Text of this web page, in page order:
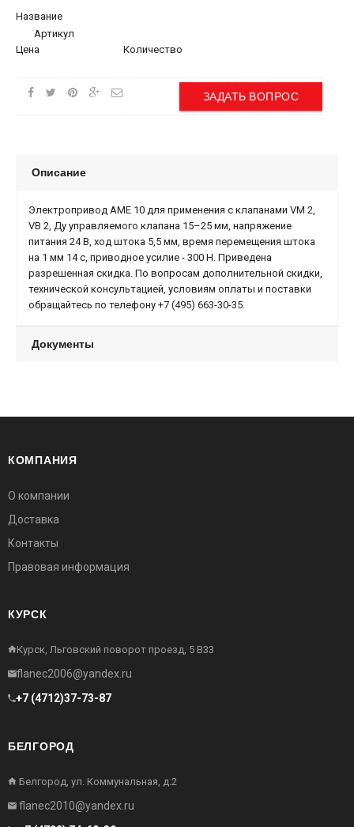
Название
Артикул
Цена
Количество
ЗАДАТЬ ВОПРОС
Описание
Электропривод AME 10 для применения с клапанами VM 2,
VB 2, Ду управляемого клапана 15–25 мм, напряжение
питания 24 В, ход штока 5,5 мм, время перемещения штока
на 1 мм 14 с, приводное усилие - 300 Н. Приведена
разрешенная скидка. По вопросам дополнительной скидки,
технической консультацией, условиям оплаты и поставки
обращайтесь по телефону +7 (495) 663-30-35.
Документы
КОМПАНИЯ
О компании
Доставка
Контакты
Правовая информация
КУРСК
Курск, Льговский поворот проезд, 5 В33
flanec2006@yandex.ru
+7 (4712)37-73-87
БЕЛГОРОД
Белгород, ул. Коммунальная, д.2
flanec2010@yandex.ru